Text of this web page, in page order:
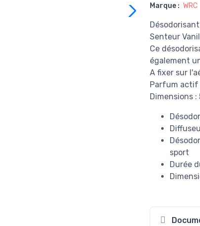
Marque : WRC
Senteur
Ce
également
A fixer sur
Parfum actif
Dimensions
sport
Durée